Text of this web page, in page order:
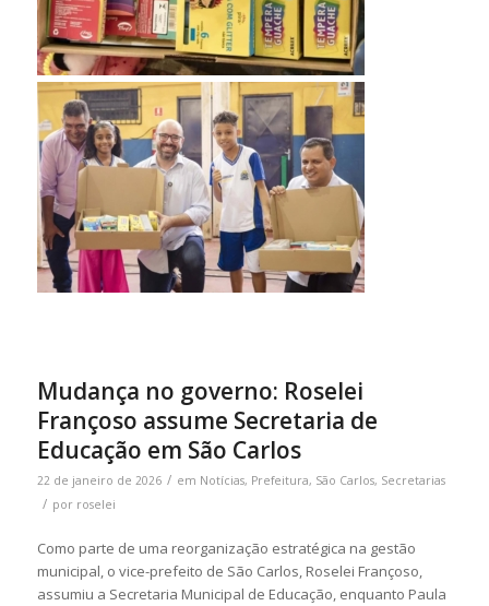
Mudança no governo: Roselei
Françoso assume Secretaria de
Educação em São Carlos
22 de janeiro de 2026 / em Notícias, Prefeitura, São Carlos, Secretarias
/ por roselei
Como parte de uma reorganização estratégica na gestão
municipal, o vice-prefeito de São Carlos, Roselei Françoso,
assumiu a Secretaria Municipal de Educação, enquanto Paula